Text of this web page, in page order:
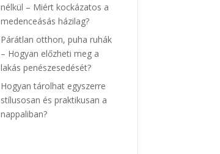
nélkül – Miért kockázatos a
medenceásás házilag?
Párátlan otthon, puha ruhák
– Hogyan előzheti meg a
lakás penészesedését?
Hogyan tárolhat egyszerre
stílusosan és praktikusan a
nappaliban?